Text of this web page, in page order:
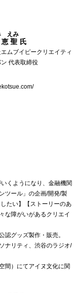
聖
えみ
氏
ムブイピークリエイティ
代表取締役
くようになり、金融機関
ツール」の企画/開発/製
たい】【ストーリーのあ
な障がいがあるクリエイ
認グッズ製作・販売。
ナリティ、渋谷のラジオ/
間）にてアイヌ文化に関